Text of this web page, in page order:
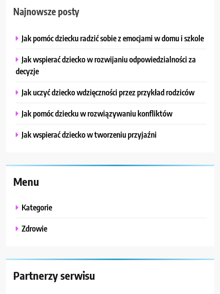
Najnowsze posty
Jak pomóc dziecku radzić sobie z emocjami w domu i szkole
Jak wspierać dziecko w rozwijaniu odpowiedzialności za
decyzje
Jak uczyć dziecko wdzięczności przez przykład rodziców
Jak pomóc dziecku w rozwiązywaniu konfliktów
Jak wspierać dziecko w tworzeniu przyjaźni
Menu
Kategorie
Zdrowie
Partnerzy serwisu